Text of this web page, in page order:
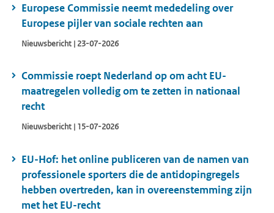
Europese Commissie neemt mededeling over
Europese pijler van sociale rechten aan
Nieuwsbericht | 23-07-2026
Commissie roept Nederland op om acht EU-
maatregelen volledig om te zetten in nationaal
recht
Nieuwsbericht | 15-07-2026
EU-Hof: het online publiceren van de namen van
professionele sporters die de antidopingregels
hebben overtreden, kan in overeenstemming zijn
met het EU-recht